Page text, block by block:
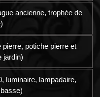
ancienne, trophée de
potiche pierre et
jardin)
luminaire, lampadaire,